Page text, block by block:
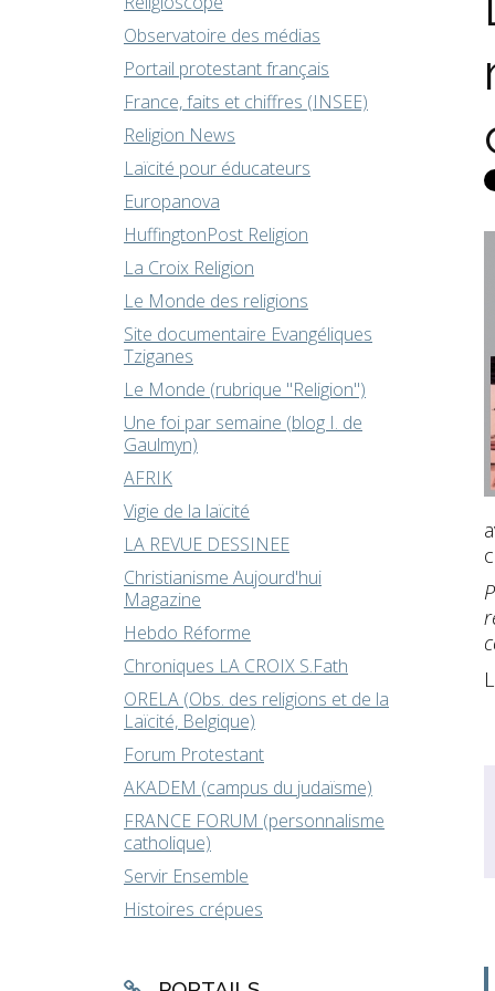
Observatoire des médias
Portail protestant français
France, faits et chiffres (INSEE)
Religion News
Laïcité pour éducateurs
Europanova
HuffingtonPost Religion
La Croix Religion
Le Monde des religions
Site documentaire Evangéliques
Tziganes
Le Monde (rubrique "Religion")
Une foi par semaine (blog I. de
Gaulmyn)
AFRIK
Vigie de la laïcité
LA REVUE DESSINEE
Christianisme Aujourd'hui
Magazine
Hebdo Réforme
Chroniques LA CROIX S.Fath
ORELA (Obs. des religions et de la
Laïcité, Belgique)
Forum Protestant
AKADEM (campus du judaïsme)
FRANCE FORUM (personnalisme
catholique)
Servir Ensemble
Histoires crépues